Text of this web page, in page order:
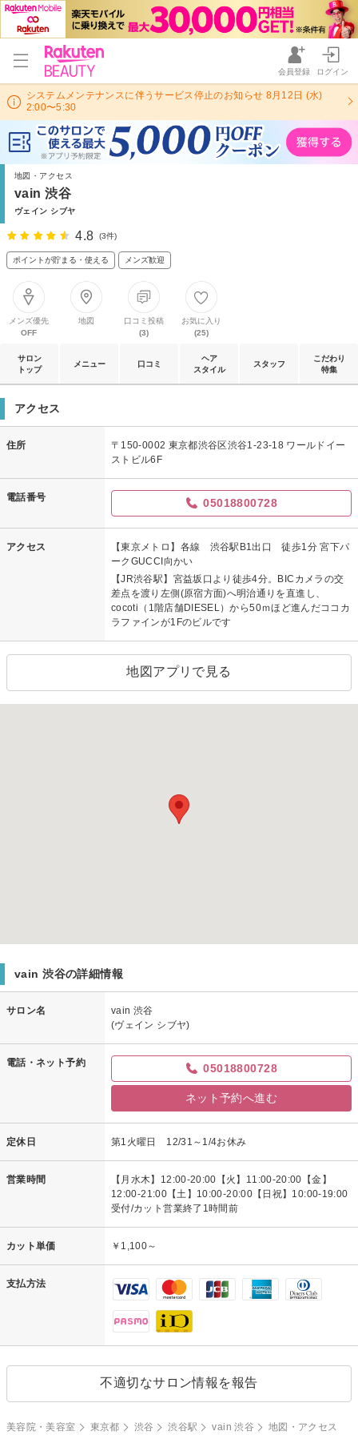
会員登録 ログイン
システムメンテナンスに伴うサービス停止のお知らせ 8月12日 (水)
2:00〜5:30
地図・アクセス
vain 渋谷
ヴェイン シブヤ
4.8 (3件)
ポイントが貯まる・使える メンズ歓迎
メンズ優先
OFF
地図
口コミ投稿
(3)
お気に入り
(25)
サロン
トップ
メニュー 口コミ
ヘア
スタイル
スタッフ
こだわり
特集
アクセス
住所
〒150-0002 東京都渋谷区渋谷1-23-18 ワールドイー
ストビル6F
電話番号 05018800728
アクセス
【東京メトロ】各線 渋谷駅B1出口 徒歩1分 宮下パ
ークGUCCI向かい
【JR渋谷駅】宮益坂口より徒歩4分。BICカメラの交
差点を渡り左側(原宿方面)へ明治通りを直進し、
cocoti（1階店舗DIESEL）から50ｍほど進んだココカ
ラファインが1Fのビルです
地図アプリで見る
vain 渋谷の詳細情報
サロン名
vain 渋谷
(ヴェイン シブヤ)
電話・ネット予約 05018800728
ネット予約へ進む
定休日 第1火曜日 12/31～1/4お休み
営業時間
【月水木】12:00-20:00【火】11:00-20:00【金】
12:00-21:00【土】10:00-20:00【日祝】10:00-19:00
受付/カット営業終了1時間前
カット単価 ￥1,100～
支払方法
不適切なサロン情報を報告
美容院・美容室 東京都 渋谷 渋谷駅 vain 渋谷 地図・アクセス